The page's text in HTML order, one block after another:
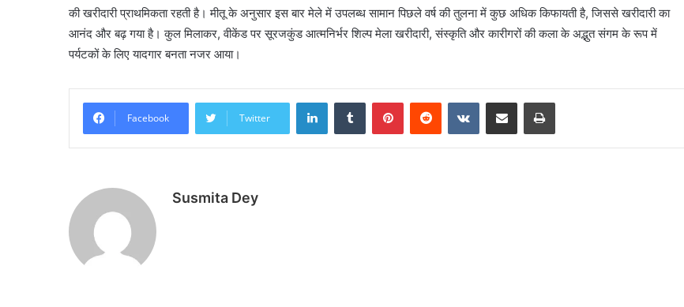
की खरीदारी प्राथमिकता रहती है। मीतू के अनुसार इस बार मेले में उपलब्ध सामान पिछले वर्ष की तुलना में कुछ अधिक किफायती है, जिससे खरीदारी का
आनंद और बढ़ गया है। कुल मिलाकर, वीकेंड पर सूरजकुंड आत्मनिर्भर शिल्प मेला खरीदारी, संस्कृति और कारीगरों की कला के अद्भुत संगम के रूप में
पर्यटकों के लिए यादगार बनता नजर आया।
Facebook Twitter
LinkedInTumblr PinterestReddit VKontakteShare via Email Print
Susmita Dey